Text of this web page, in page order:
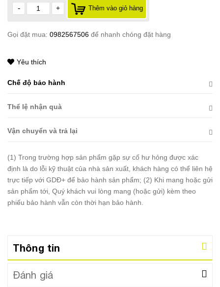
- + Thêm vào giỏ hàng
Gọi đặt mua: 0982567506 để nhanh chóng đặt hàng
Yêu thích
Chế độ bảo hành
Thể lệ nhận quà
Vận chuyển và trả lại
(1) Trong trường hợp sản phẩm gặp sự cố hư hỏng được xác
định là do lỗi kỹ thuật của nhà sản xuất, khách hàng có thể liên hệ
trực tiếp với GDĐ+ để bảo hành sản phẩm; (2) Khi mang hoặc gửi
sản phẩm tới, Quý khách vui lòng mang (hoặc gửi) kèm theo
phiếu bảo hành vẫn còn thời hạn bảo hành.
Thông tin
Đánh giá